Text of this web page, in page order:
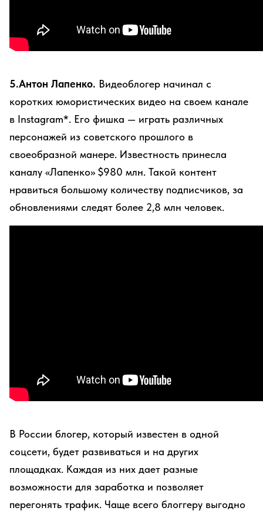
5.Антон Лапенко. Видеоблогер начинал с
коротких юмористических видео на своем канале
в Instagram*. Его фишка — играть различных
персонажей из советского прошлого в
своеобразной манере. Известность принесла
каналу «Лапенко» $980 млн. Такой контент
нравиться большому количеству подписчиков, за
обновлениями следят более 2,8 млн человек.
В России блогер, который известен в одной
соцсети, будет развиваться и на других
площадках. Каждая из них дает разные
возможности для заработка и позволяет
перегонять трафик. Чаще всего блоггеру выгодно